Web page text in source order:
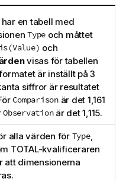
en tabell med
Type och måttet
och
visas för tabellen
är inställt på 3
siffror är resultatet
Comparisonär det 1,161
Observationär det 1,115.
alla värden för Type,
TOTAL-kvalificeraren
att dimensionerna